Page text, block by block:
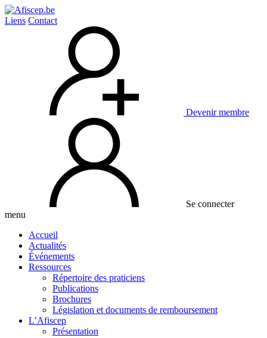
Liens Contact
Devenir membre
Se connecter
menu
Accueil
Actualités
Événements
Ressources
Répertoire des praticiens
Publications
Brochures
Législation et documents de remboursement
L’Afiscep
Présentation